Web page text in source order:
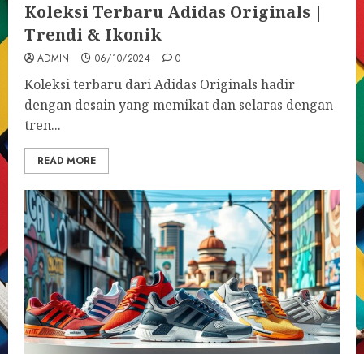
Koleksi Terbaru Adidas Originals |
Trendi & Ikonik
ADMIN 06/10/2024 0
Koleksi terbaru dari Adidas Originals hadir
dengan desain yang memikat dan selaras dengan
tren...
READ MORE